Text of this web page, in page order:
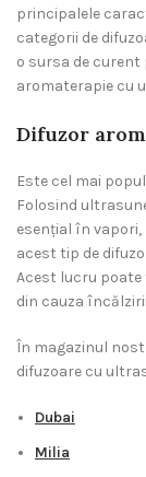
principalele
categorii de
o sursa de
aromaterapie cu
Difuzor
Este cel mai
Folosind
esențial în
acest tip de
Acest lucru
din cauza
În magazinul
difuzoare cu
Dubai
Milia